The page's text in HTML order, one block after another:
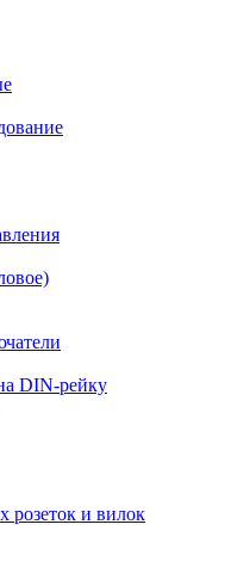
DIN-рейку
розеток и вилок